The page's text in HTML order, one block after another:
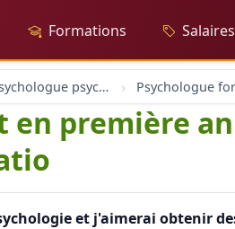
Formations Salaires
Formation psychologue psychologie Psychologue
première
et j'aimerai obtenir